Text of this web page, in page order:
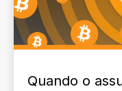
Quando o